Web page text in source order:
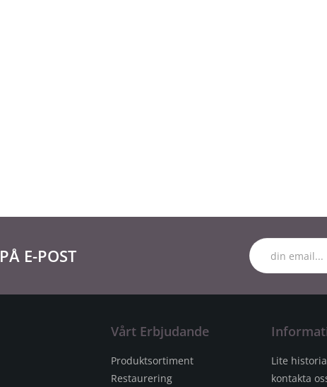
PÅ E-POST
Vårt Erbjudande
Produktsortiment
Restaurering
Lite historia
kontakta